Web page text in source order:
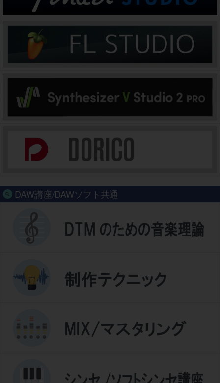
DAW講座/DAWソフト共通